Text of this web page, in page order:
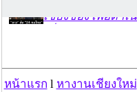
เชียงของ เพื่อดำ
“ตรีนุช” เปิดตัวระ
แรงงานต่างด้าวอ
หน้าแรก l หางานเชียงใหม่